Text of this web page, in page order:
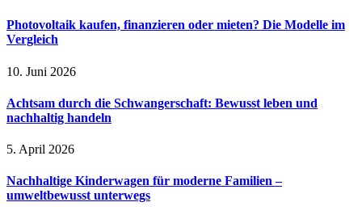
Photovoltaik kaufen, finanzieren oder mieten? Die Modelle im
Vergleich
10. Juni 2026
Achtsam durch die Schwangerschaft: Bewusst leben und
nachhaltig handeln
5. April 2026
Nachhaltige Kinderwagen für moderne Familien –
umweltbewusst unterwegs